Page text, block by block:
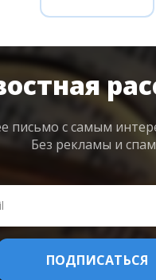
письмо с самым
Без рекламы и